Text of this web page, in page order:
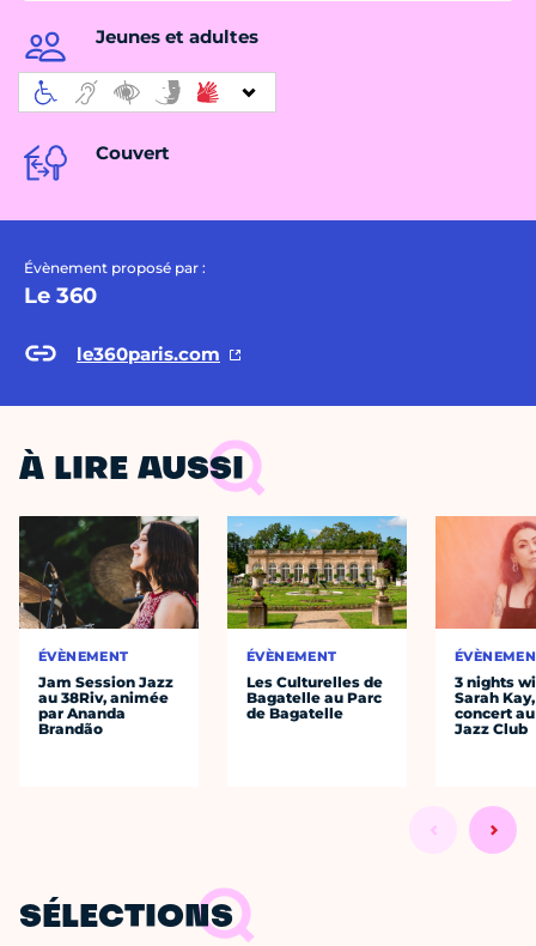
Jeunes et adultes
Couvert
Évènement proposé par :
Le 360
le360paris.com
À LIRE AUSSI
ÉVÈNEMENT
Jam Session Jazz
au 38Riv, animée
par Ananda
Brandão
ÉVÈNEMENT
Les Culturelles de
Bagatelle au Parc
de Bagatelle
3 nights
Sarah
concert
Jazz Club
SÉLECTIONS